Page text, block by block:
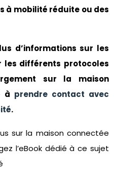
à mobilité réduite ou des
d’informations sur les
les différents protocoles
sur la maison
à prendre contact avec
.
sur la maison connectée
l’eBook dédié à ce sujet